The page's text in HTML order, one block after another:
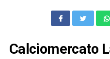
Calciomercato